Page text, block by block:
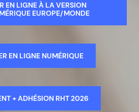
EN LIGNE À LA VERSION
EUROPE/MONDE
EN LIGNE NUMÉRIQUE
+ ADHÉSION RHT 2026